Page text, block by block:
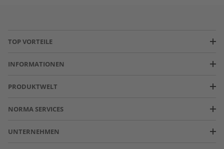
TOP VORTEILE
INFORMATIONEN
PRODUKTWELT
NORMA SERVICES
UNTERNEHMEN